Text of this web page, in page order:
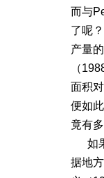
而与
了呢
产量
（
面积
便如
竟有
如果
据地